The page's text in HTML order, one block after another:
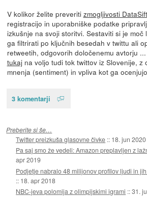
V kolikor želite preveriti zmogljivosti
registracijo in uporabniške podatke
izkušnje na svoji storitvi. Sestaviti si je moč
ga filtrirati po ključnih besedah v twittu ali
retweetih, odgovorih določenemu avtorju
tukajna voljo tudi tok twittov iz Slovenije, z
mnenja (sentiment) in vpliva kot ga
3 komentarji
Preberite si še…
Twitter preizkuša glasovne čivke :: 18. jun 2020
Pa saj smo že vedeli: Amazon preplavljen z
apr 2019
Podjetje nabralo 48 milijonov profilov ljudi in
:: 18. apr 2018
NBC-jeva polomija z olimpijskimi igrami ::31.